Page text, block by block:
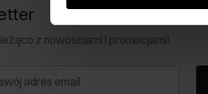
z nowościami i promocjami!